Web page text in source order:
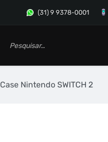
(31) 9 9378-0001
Case Nintendo SWITCH 2